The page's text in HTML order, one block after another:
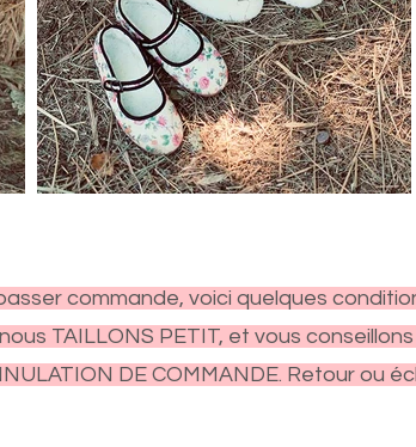
commande, voici quelques
TAILLONS PETIT, et vous
DE COMMANDE. Retour ou